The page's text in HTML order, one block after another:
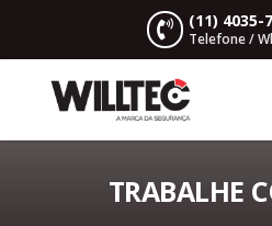
 (11) 4035-
Telefone /
TRABALHE